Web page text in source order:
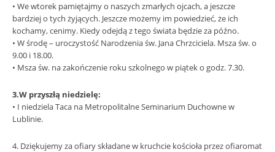
• We wtorek pamiętajmy o naszych zmarłych ojcach, a jeszcze
bardziej o tych żyjących. Jeszcze możemy im powiedzieć, że ich
kochamy, cenimy. Kiedy odejdą z tego świata będzie za późno.
• W środę – uroczystość Narodzenia św. Jana Chrzciciela. Msza św. o
9.00 i 18.00.
• Msza św. na zakończenie roku szkolnego w piątek o godz. 7.30.
3.W przyszłą niedzielę:
• I niedziela Taca na Metropolitalne Seminarium Duchowne w
Lublinie.
4. Dziękujemy za ofiary składane w kruchcie kościoła przez ofiaromat